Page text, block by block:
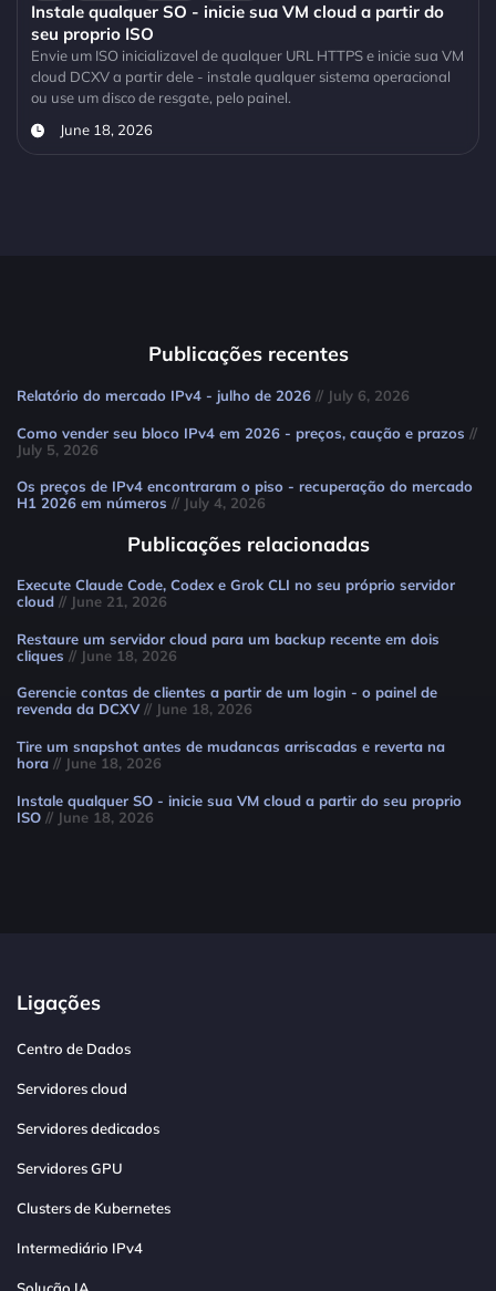
Instale qualquer SO - inicie sua VM cloud a partir do
seu proprio ISO
Envie um ISO inicializavel de qualquer URL HTTPS e inicie sua VM
cloud DCXV a partir dele - instale qualquer sistema operacional
ou use um disco de resgate, pelo painel.
June 18, 2026
Publicações recentes
Relatório do mercado IPv4 - julho de 2026 // July 6, 2026
Como vender seu bloco IPv4 em 2026 - preços, caução e prazos //
July 5, 2026
Os preços de IPv4 encontraram o piso - recuperação do mercado
H1 2026 em números // July 4, 2026
Publicações relacionadas
Execute Claude Code, Codex e Grok CLI no seu próprio servidor
cloud // June 21, 2026
Restaure um servidor cloud para um backup recente em dois
cliques // June 18, 2026
Gerencie contas de clientes a partir de um login - o painel de
revenda da DCXV// June 18, 2026
Tire um snapshot antes de mudancas arriscadas e reverta na
hora // June 18, 2026
Instale qualquer SO - inicie sua VM cloud a partir do seu proprio
ISO // June 18, 2026
Ligações
Centro de Dados
Servidores cloud
Servidores dedicados
Servidores GPU
Clusters de Kubernetes
Intermediário IPv4